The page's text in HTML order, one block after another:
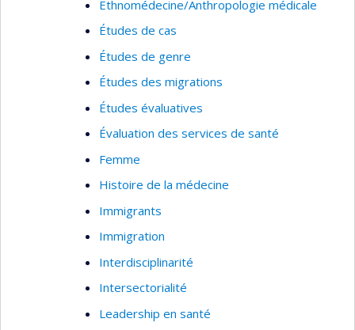
Ethnomédecine/Anthropologie médicale
Études de cas
Études de genre
Études des migrations
Études évaluatives
Évaluation des services de santé
Femme
Histoire de la médecine
Immigrants
Immigration
Interdisciplinarité
Intersectorialité
Leadership en santé